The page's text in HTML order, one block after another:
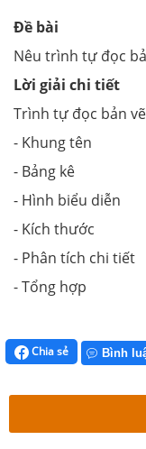
Đề bài
Nêu trình tự đọc
Lời giải chi tiết
Trình tự đọc bản
- Khung tên
- Bảng kê
- Hình biểu diễn
- Kích thước
- Phân tích chi tiết
- Tổng hợp
Chia sẻ Bình